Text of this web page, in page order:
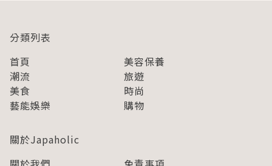
分類列表
首頁
美容保養
潮流
旅遊
美食
時尚
藝能娛樂
購物
關於Japaholic